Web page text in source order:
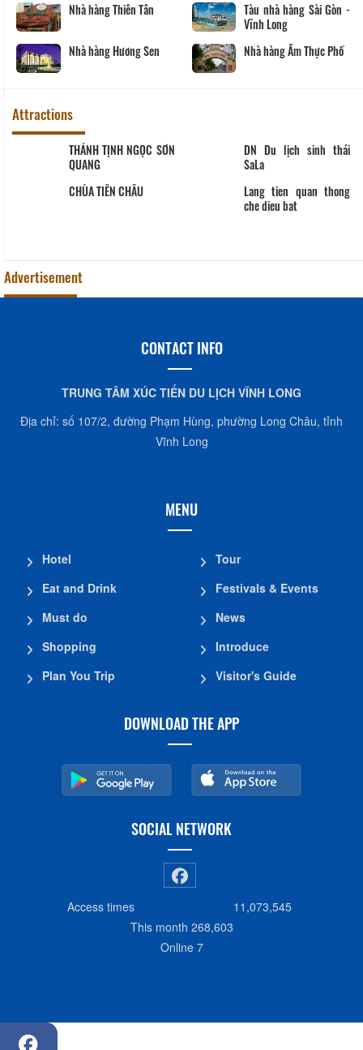
Nhà hàng Thiên Tân
Tàu nhà hàng Sài Gòn -
Vĩnh Long
Nhà hàng Hương Sen
Nhà hàng Ẩm Thực Phố
Attractions
THÁNH TỊNH NGỌC SƠN
QUANG
DN Du lịch sinh thái
SaLa
CHÙA TIÊN CHÂU
Lang tien quan thong
che dieu bat
Advertisement
CONTACT INFO
TRUNG TÂM XÚC TIẾN DU LỊCH VĨNH LONG
Địa chỉ: số 107/2, đường Phạm Hùng, phường Long Châu, tỉnh
Vĩnh Long
MENU
Shopping
Plan You Trip
DOWNLOAD THE APP
SOCIAL NETWORK
11,073,545
268,603